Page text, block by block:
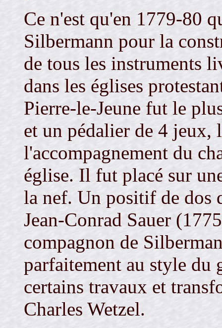
Ce n'est qu'en 1779-80
Silbermann pour la
de tous les instruments
dans les églises
Pierre-le-Jeune fut le
et un pédalier de 4 jeux,
l'accompagnement du
église. Il fut placé sur
la nef. Un positif de dos
Jean-Conrad Sauer
compagnon de
parfaitement au style du
certains travaux et
Charles Wetzel.